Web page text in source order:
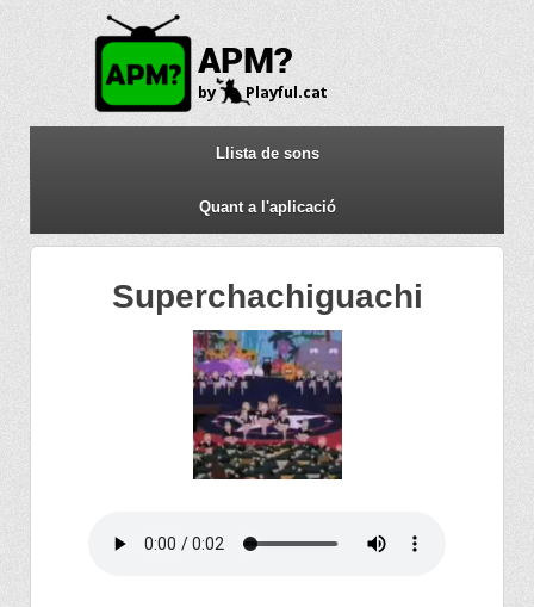
Llista de sons
Quant a l'aplicació
Superchachiguachi